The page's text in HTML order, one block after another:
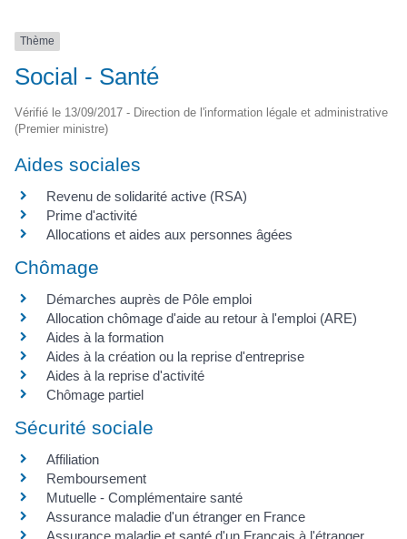
Thème
Social - Santé
Vérifié le 13/09/2017 - Direction de l'information légale et administrative
(Premier ministre)
Aides sociales
Revenu de solidarité active (RSA)
Prime d'activité
Allocations et aides aux personnes âgées
Chômage
Démarches auprès de Pôle emploi
Allocation chômage d'aide au retour à l'emploi (ARE)
Aides à la formation
Aides à la création ou la reprise d'entreprise
Aides à la reprise d'activité
Chômage partiel
Sécurité sociale
Affiliation
Remboursement
Mutuelle - Complémentaire santé
Assurance maladie d'un étranger en France
Assurance maladie et santé d'un Français à l'étranger